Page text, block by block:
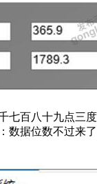
七百八十九点三
数据位数不过来